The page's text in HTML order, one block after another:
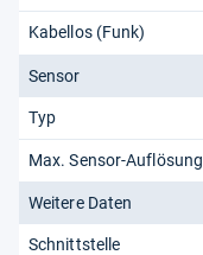
Kabellos (Funk)
Sensor
Typ
Max. Sensor-Auflösung
Weitere Daten
Schnittstelle